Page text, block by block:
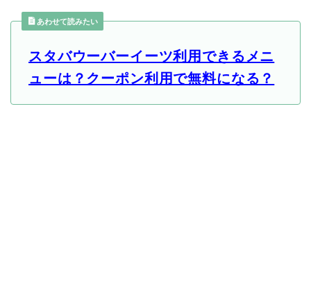
あわせて読みたい
スタバウーバーイーツ利用できるメニ
ューは？クーポン利用で無料になる？